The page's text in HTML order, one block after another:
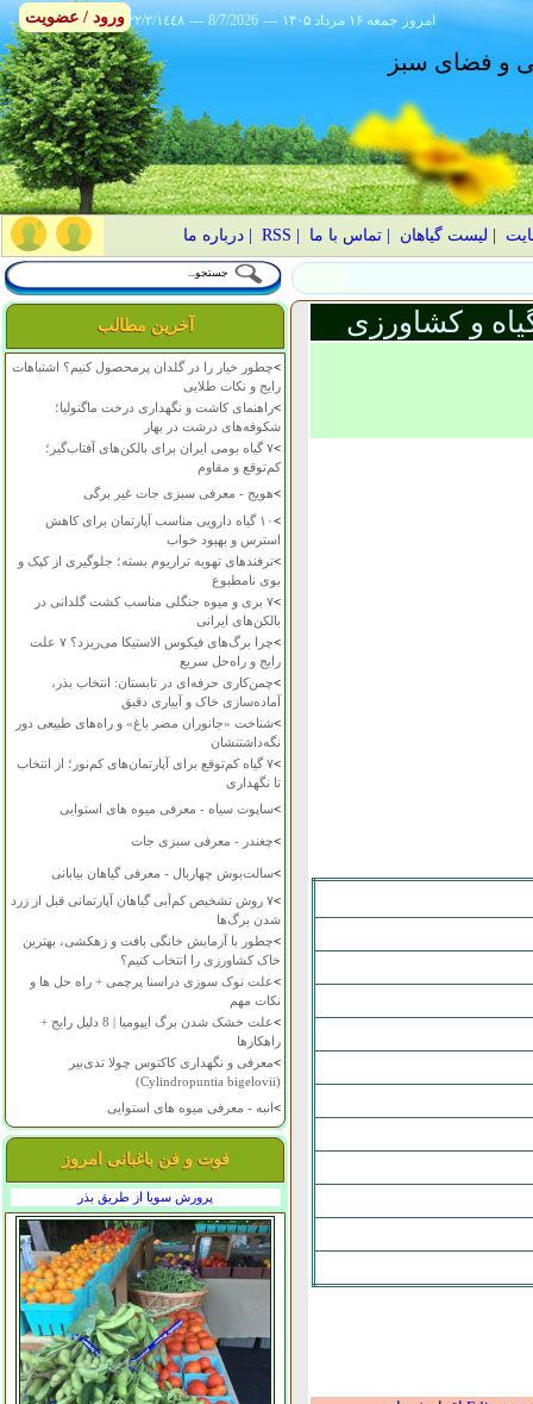
٢٢/٢/١٤٤٨ --- 8/7/2026 --- ۱۴۰۵ جمعه ۱۶ مرداد امروز
و فضای سبز
لیست گیاهان |تماس با ما RSS
|درباره ما
آخرین مطالب
>چطور خیار را در گلدان پرمحصول کنیم؟ اشتباهات
رایج و نکات طلایی
>راهنمای کاشت و نگهداری درخت ماگنولیا؛
شکوفه‌های درشت در بهار
>
۷ گیاه بومی ایران برای بالکن‌های آفتاب‌گیر؛
کم‌توقع و مقاوم
>هویج - معرفی سبزی جات غیر برگی
>
۱۰ گیاه دارویی مناسب آپارتمان برای کاهش
استرس و بهبود خواب
>ترفندهای تهویه تراریوم بسته؛ جلوگیری از کپک و
بوی نامطبوع
>
۷ بری و میوه جنگلی مناسب کشت گلدانی در
بالکن‌های ایرانی
>
چرا برگ‌های فیکوس الاستیکا می‌ریزد؟ ۷ علت
رایج و راه‌حل سریع
>چمن‌کاری حرفه‌ای در تابستان: انتخاب بذر،
آماده‌سازی خاک و آبیاری دقیق
>شناخت «جانوران مضر باغ» و راه‌های طبیعی دور
نگه‌داشتنشان
>
۷ گیاه کم‌توقع برای آپارتمان‌های کم‌نور؛ از انتخاب
تا نگهداری
>ساپوت سیاه - معرفی میوه های استوایی
>چغندر - معرفی سبزی جات
>سالت‌بوش چهاربال - معرفی گیاهان بیابانی
>
۷ روش تشخیص کم‌آبی گیاهان آپارتمانی قبل از زرد
شدن برگ‌ها
>چطور با آزمایش خانگی بافت و زهکشی، بهترین
خاک کشاورزی را انتخاب کنیم؟
>علت نوک سوزی دراسنا پرچمی + راه حل ها و
نکات مهم
>
علت خشک شدن برگ ایپومیا | 8 دلیل رایج +
راهکارها
>معرفی و نگهداری کاکتوس چولا تدی‌بیر
(Cylindropuntia bigelovii)
>انبه - معرفی میوه های استوایی
فوت و فن باغبانی امروز
پرورش سویا از طریق بذر
و کشاورزی
ورود / عضویت